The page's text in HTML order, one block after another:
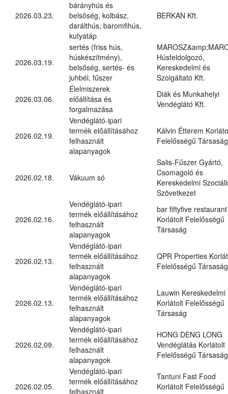
2026.03.23.
bárányhús és
belsőség, kolbász,
darálthús, baromfihús,
kutyatáp
BERKAN Kft.
2026.03.19.
sertés (friss hús,
húskészítmény),
belsőség, sertés- és
juhbél, fűszer
Húsfeldolgozó,
Kereskedelmi és
Szolgáltató Kft.
2026.03.06.
Élelmiszerek
előállítása és
forgalmazása
Diák és Munkahelyi
Vendéglátó Kft.
2026.02.19.
Vendéglátó-ipari
termék előállításához
felhasznált
alapanyagok
Kálvin Étterem
Felelősségű Társaság
2026.02.18. Vákuum só
Salis-Fűszer Gyártó,
Csomagoló és
Kereskedelmi
Szövetkezet
2026.02.16.
Vendéglátó-ipari
termék előállításához
felhasznált
alapanyagok
bar fiftyfive restaurant
Korlátolt Felelősségű
Társaság
2026.02.13.
Vendéglátó-ipari
termék előállításához
felhasznált
alapanyagok
QPR Properties
Felelősségű Társaság
2026.02.13.
Vendéglátó-ipari
termék előállításához
felhasznált
alapanyagok
Lauwin Kereskedelmi
Korlátolt Felelősségű
Társaság
2026.02.09.
Vendéglátó-ipari
termék előállításához
felhasznált
alapanyagok
HONG DENG LONG
Vendéglátás Korlátolt
Felelősségű Társaság
2026.02.05.
Vendéglátó-ipari
termék előállításához
felhasznált
Tantuni Fast Food
Korlátolt Felelősségű